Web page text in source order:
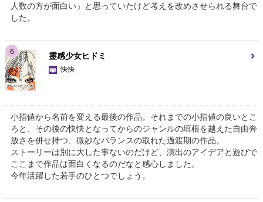
人数の方が面白い」と思っていたけど考えを改めさせられる舞台で
した。
6 霊感少女ヒドミ
快快
小指値から名前を変える最後の作品。それまでの小指値の良いとこ
ろと、その後の快快となってからのジャンルの垣根を越えた自由奔
放さを併せ持つ、微妙なバランスの取れた過渡期の作品。
ストーリーは別に大した事ないのだけど、演出のアイデアと遊びで
ここまで作品は面白くなるのだなと感心しました。
今年活躍した若手のひとつでしょう。